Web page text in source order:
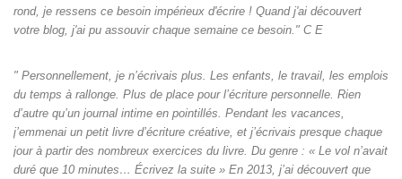
rond, je ressens ce besoin impérieux d'écrire ! Quand j'ai découvert
votre blog, j'ai pu assouvir chaque semaine ce besoin." C E
" Personnellement, je n’écrivais plus. Les enfants, le travail, les emplois
du temps à rallonge. Plus de place pour l’écriture personnelle. Rien
d’autre qu’un journal intime en pointillés. Pendant les vacances,
j’emmenai un petit livre d’écriture créative, et j’écrivais presque chaque
jour à partir des nombreux exercices du livre. Du genre : « Le vol n’avait
duré que 10 minutes… Écrivez la suite » En 2013, j’ai découvert que